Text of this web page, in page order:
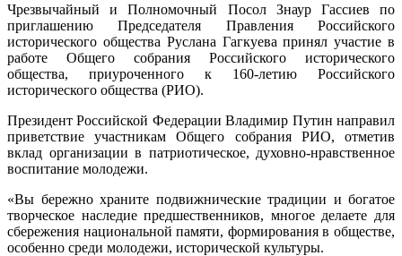
Чрезвычайный и Полномочный Посол Знаур Гассиев по
приглашению Председателя Правления Российского
исторического общества Руслана Гагкуева принял участие в
работе Общего собрания Российского исторического
общества, приуроченного к 160-летию Российского
исторического общества (РИО).
Президент Российской Федерации Владимир Путин направил
приветствие участникам Общего собрания РИО, отметив
вклад организации в патриотическое, духовно-нравственное
воспитание молодежи.
«Вы бережно храните подвижнические традиции и богатое
творческое наследие предшественников, многое делаете для
сбережения национальной памяти, формирования в обществе,
особенно среди молодежи, исторической культуры.